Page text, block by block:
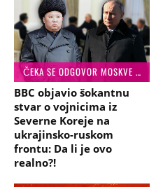
ČEKA SE ODGOVOR MOSKVE I PJONGJANGA!
BBC objavio šokantnu
stvar o vojnicima iz
Severne Koreje na
ukrajinsko-ruskom
frontu: Da li je ovo
realno?!